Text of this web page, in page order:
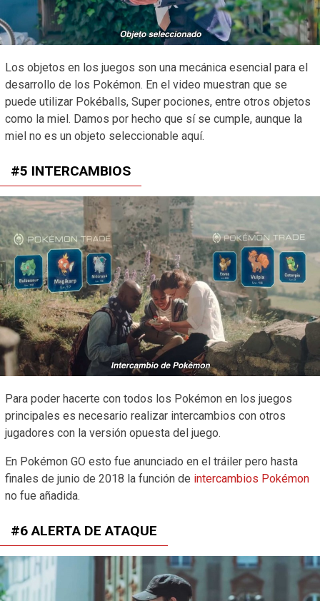
Los objetos en los juegos son una mecánica esencial para el
desarrollo de los Pokémon. En el video muestran que se
puede utilizar Pokéballs, Super pociones, entre otros objetos
como la miel. Damos por hecho que sí se cumple, aunque la
miel no es un objeto seleccionable aquí.
#5 INTERCAMBIOS
Para poder hacerte con todos los Pokémon en los juegos
principales es necesario realizar intercambios con otros
jugadores con la versión opuesta del juego.
En Pokémon GO esto fue anunciado en el tráiler pero hasta
finales de junio de 2018 la función de intercambios Pokémon
no fue añadida.
#6 ALERTA DE ATAQUE